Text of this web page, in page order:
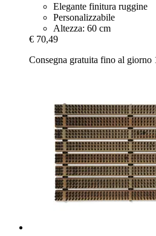
Elegante finitura ruggine
Personalizzabile
Altezza: 60 cm
€ 70,49
Consegna gratuita fino al giorno